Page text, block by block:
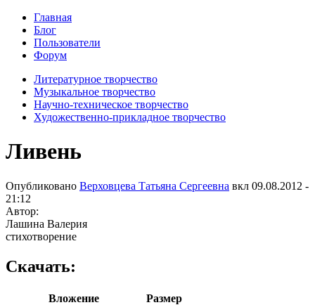
Главная
Блог
Пользователи
Форум
Литературное творчество
Музыкальное творчество
Научно-техническое творчество
Художественно-прикладное творчество
Ливень
Опубликовано Верховцева Татьяна Сергеевна вкл 09.08.2012 -
21:12
Автор:
Лашина Валерия
стихотворение
Скачать:
Вложение
Размер